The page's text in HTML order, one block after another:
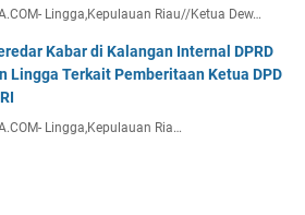
Lingga,Kepulauan Riau//Ketua Dew…
Kabar di Kalangan Internal DPRD
Lingga Terkait Pemberitaan Ketua DPD
Lingga,Kepulauan Ria…